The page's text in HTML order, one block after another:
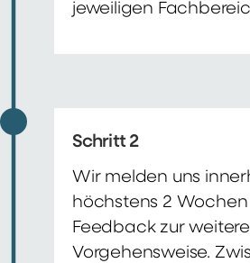
jeweiligen
Schritt 2
Wir melden uns
höchstens 2
Feedback zur
Vorgehensweise.